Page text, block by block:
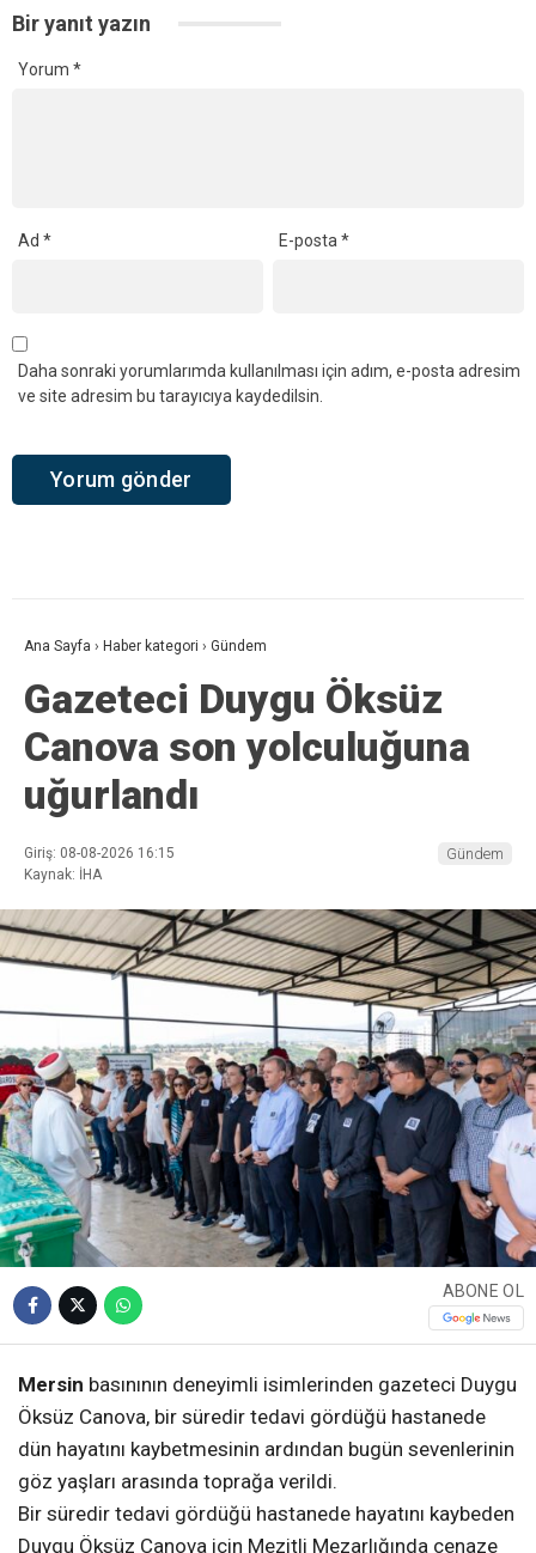
Bir yanıt yazın
Yorum *
Ad * E-posta*
Daha sonraki yorumlarımda kullanılması için adım, e-posta adresim
ve site adresim bu tarayıcıya kaydedilsin.
Ana Sayfa › Haber kategori › Gündem
Gazeteci Duygu Öksüz
Canova son yolculuğuna
uğurlandı
Giriş: 08-08-2026 16:15
Kaynak: İHA
Gündem
ABONE OL
Mersin basınının deneyimli isimlerinden gazeteci Duygu
Öksüz Canova, bir süredir tedavi gördüğü hastanede
dün hayatını kaybetmesinin ardından bugün sevenlerinin
göz yaşları arasında toprağa verildi.
Bir süredir tedavi gördüğü hastanede hayatını kaybeden
Duygu Öksüz Canova için Mezitli Mezarlığında cenaze